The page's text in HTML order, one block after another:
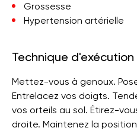
Grossesse
Hypertension artérielle
Technique d'exécution
Mettez-vous à genoux.
Entrelacez vos doigts.
vos orteils au sol. Étirez-
droite. Maintenez la